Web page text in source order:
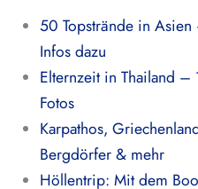
50 Topstrände in
Infos dazu
Elternzeit in Thailand
Fotos
Karpathos,
Bergdörfer & mehr
Höllentrip: Mit dem